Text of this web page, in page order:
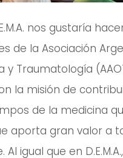
nos gustaría
de la Asociación
y Traumatología
la misión de
de la medicina
aporta gran valor a
igual que en